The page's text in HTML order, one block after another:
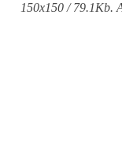
150x150 / 79.1Kb.